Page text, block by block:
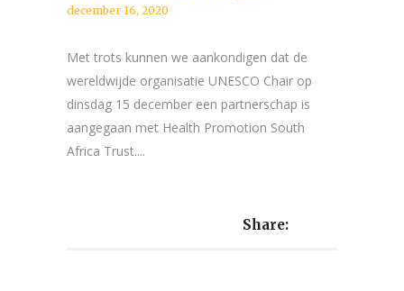
december 16, 2020
Met trots kunnen we aankondigen dat de
wereldwijde organisatie UNESCO Chair op
dinsdag 15 december een partnerschap is
aangegaan met Health Promotion South
Africa Trust....
Share: